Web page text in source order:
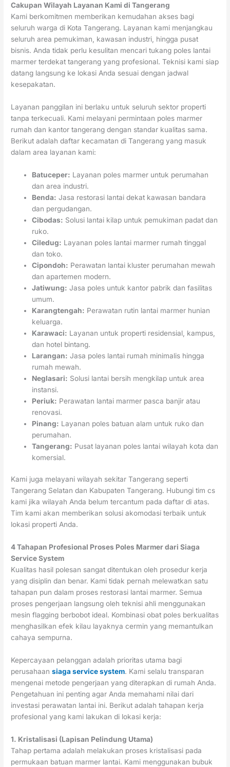
Cakupan Wilayah Layanan Kami di Tangerang
Kami berkomitmen memberikan kemudahan akses bagi
seluruh warga di Kota Tangerang. Layanan kami menjangkau
seluruh area pemukiman, kawasan industri, hingga pusat
bisnis. Anda tidak perlu kesulitan mencari tukang poles lantai
marmer terdekat tangerang yang profesional. Teknisi kami siap
datang langsung ke lokasi Anda sesuai dengan jadwal
kesepakatan.
Layanan panggilan ini berlaku untuk seluruh sektor properti
tanpa terkecuali. Kami melayani permintaan poles marmer
rumah dan kantor tangerang dengan standar kualitas sama.
Berikut adalah daftar kecamatan di Tangerang yang masuk
dalam area layanan kami:
Batuceper: Layanan poles marmer untuk perumahan
dan area industri.
Benda: Jasa restorasi lantai dekat kawasan bandara
dan pergudangan.
Cibodas: Solusi lantai kilap untuk pemukiman padat dan
ruko.
Ciledug: Layanan poles lantai marmer rumah tinggal
dan toko.
Cipondoh: Perawatan lantai kluster perumahan mewah
dan apartemen modern.
Jatiwung: Jasa poles untuk kantor pabrik dan fasilitas
umum.
Karangtengah: Perawatan rutin lantai marmer hunian
keluarga.
Karawaci: Layanan untuk properti residensial, kampus,
dan hotel bintang.
Larangan: Jasa poles lantai rumah minimalis hingga
rumah mewah.
Neglasari: Solusi lantai bersih mengkilap untuk area
instansi.
Periuk: Perawatan lantai marmer pasca banjir atau
renovasi.
Pinang: Layanan poles batuan alam untuk ruko dan
perumahan.
Tangerang: Pusat layanan poles lantai wilayah kota dan
komersial.
Kami juga melayani wilayah sekitar Tangerang seperti
Tangerang Selatan dan Kabupaten Tangerang. Hubungi tim cs
kami jika wilayah Anda belum tercantum pada daftar di atas.
Tim kami akan memberikan solusi akomodasi terbaik untuk
lokasi properti Anda.
4 Tahapan Profesional Proses Poles Marmer dari Siaga
Service System
Kualitas hasil polesan sangat ditentukan oleh prosedur kerja
yang disiplin dan benar. Kami tidak pernah melewatkan satu
tahapan pun dalam proses restorasi lantai marmer. Semua
proses pengerjaan langsung oleh teknisi ahli menggunakan
mesin flagging berbobot ideal. Kombinasi obat poles berkualitas
menghasilkan efek kilau layaknya cermin yang memantulkan
cahaya sempurna.
Kepercayaan pelanggan adalah prioritas utama bagi
perusahaansiaga service system. Kami selalu transparan
mengenai metode pengerjaan yang diterapkan di rumah Anda.
Pengetahuan ini penting agar Anda memahami nilai dari
investasi perawatan lantai ini. Berikut adalah tahapan kerja
profesional yang kami lakukan di lokasi kerja:
1. Kristalisasi (Lapisan Pelindung Utama)
Tahap pertama adalah melakukan proses kristalisasi pada
permukaan batuan marmer lantai. Kami menggunakan bubuk